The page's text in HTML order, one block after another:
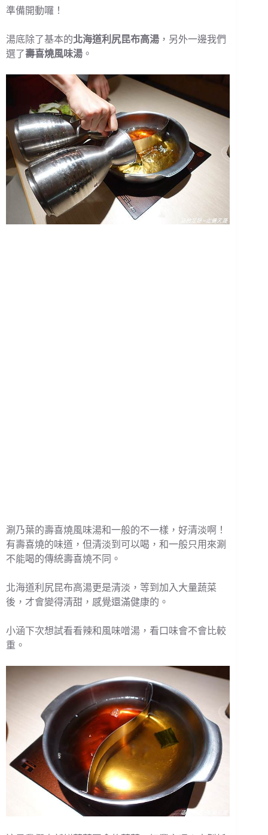
準備開動囉！
湯底除了基本的北海道利尻昆布高湯 ，另外一邊我們
選了壽喜燒風味湯 。
涮乃葉的壽喜燒風味湯和一般的不一樣，好清淡啊！
有壽喜燒的味道，但清淡到可以喝，和一般只用來涮
不能喝的傳統壽喜燒不同。
北海道利尻昆布高湯更是清淡，等到加入大量蔬菜
後，才會變得清甜，感覺還滿健康的。
小涵下次想試看看辣和風味噌湯，看口味會不會比較
重。